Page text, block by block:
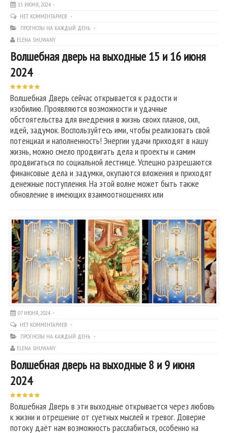
15 ИЮНЯ, 2024
НЕТ КОММЕНТАРИЕВ
ПРОГНОЗЫ НА КАЖДЫЙ ДЕНЬ
ELENA SHUWANY
Волшебная дверь на выходные 15 и 16 июня
2024
Волшебная Дверь сейчас открывается к радости и
изобилию. Проявляются возможности и удачные
обстоятельства для внедрения в жизнь своих планов, сил,
идей, задумок. Воспользуйтесь ими, чтобы реализовать свой
потенциал и наполненность! Энергии удачи приходят в нашу
жизнь, можно смело продвигать дела и проекты и самим
продвигаться по социальной лестнице. Успешно разрешаются
финансовые дела и задумки, окупаются вложения и приходят
денежные поступления. На этой волне может быть также
обновление в имеющих взаимоотношениях или
07 ИЮНЯ, 2024
НЕТ КОММЕНТАРИЕВ
ПРОГНОЗЫ НА КАЖДЫЙ ДЕНЬ
ELENA SHUWANY
Волшебная дверь на выходные 8 и 9 июня
2024
Волшебная Дверь в эти выходные открывается через любовь
к жизни и отрешение от суетных мыслей и тревог. Доверие
потоку даёт нам возможность расслабиться, особенно на